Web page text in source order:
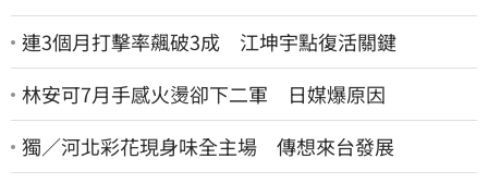
連3個月打擊率飆破3成 江坤宇點復活關鍵
林安可7月手感火燙卻下二軍 日媒爆原因
獨／河北彩花現身味全主場 傳想來台發展